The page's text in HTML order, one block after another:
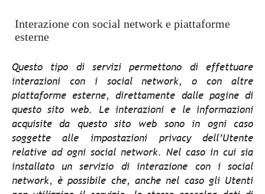
Interazione con social network e piattaforme
esterne
Questo tipo di servizi permettono di effettuare
interazioni con i social network, o con altre
piattaforme esterne, direttamente dalle pagine di
questo sito web. Le interazioni e le informazioni
acquisite da questo sito web sono in ogni caso
soggette alle impostazioni privacy dell’Utente
relative ad ogni social network. Nel caso in cui sia
installato un servizio di interazione con i social
network, è possibile che, anche nel caso gli Utenti